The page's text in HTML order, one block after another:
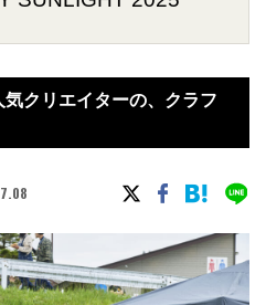
気クリエイターの、クラフ